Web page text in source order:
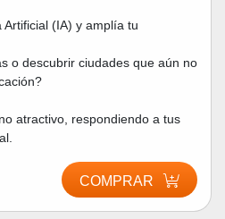
(IA) y amplía tu
o descubrir ciudades que aún no
atractivo, respondiendo a tus
COMPRAR